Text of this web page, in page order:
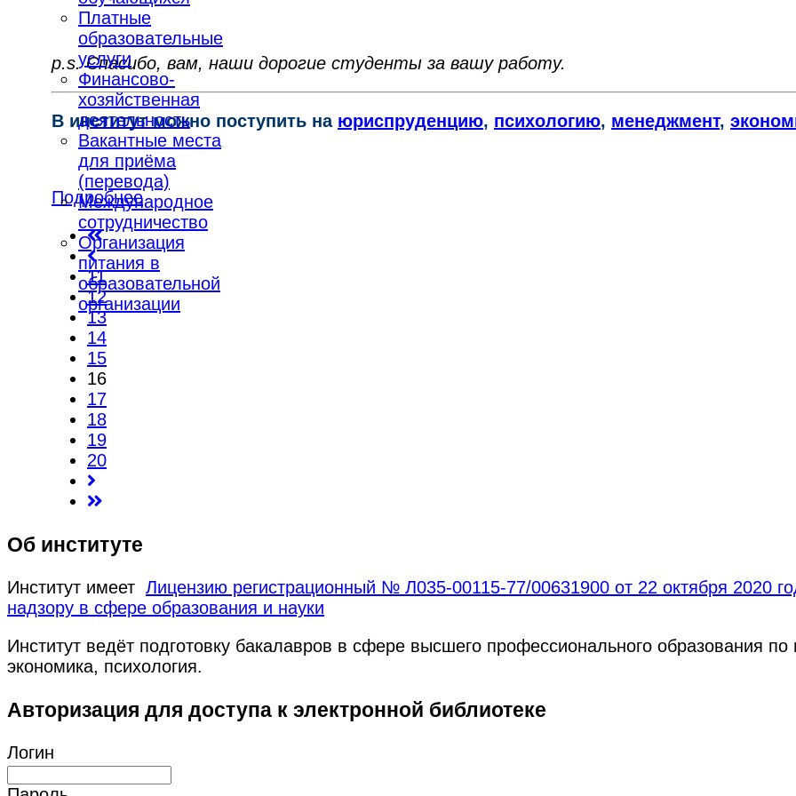
Платные
образовательные
услуги
Финансово-
хозяйственная
деятельность
Вакантные места
для приёма
(перевода)
Международное
сотрудничество
Организация
питания в
образовательной
организации
p.s. Спасибо, вам, наши дорогие студенты за вашу работу.
В институт можно поступить на юриспруденцию, психологию, менеджмент,
Подробнее
11
12
13
14
15
16
17
18
19
20
Об институте
Институт имеет Лицензию регистрационный № Л035-00115-77/00631900 от 22 октября 2020
надзору в сфере образования и науки
Институт ведёт подготовку бакалавров в сфере высшего профессионального образования
экономика, психология.
Авторизация для доступа к электронной библиотеке
Логин